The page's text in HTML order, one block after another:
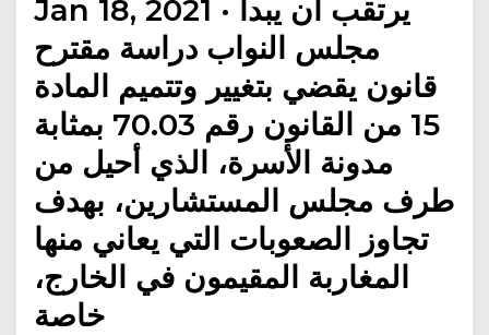
Jan 18, 2021 · يرتقب أن يبدأ
مجلس النواب دراسة مقترح
قانون يقضي بتغيير وتتميم المادة
15 من القانون رقم 70.03 بمثابة
مدونة الأسرة، الذي أحيل من
طرف مجلس المستشارين، بهدف
تجاوز الصعوبات التي يعاني منها
المغاربة المقيمون في الخارج،
خاصة